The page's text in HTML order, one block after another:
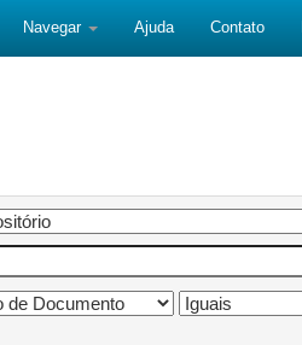
Navegar Ajuda Contato